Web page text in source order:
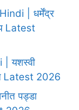
| धर्मेंद्र
Latest
यशस्वी
Latest 2026
पड्डा